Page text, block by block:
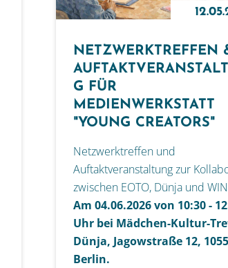
NETZWERKTREFFEN
G FÜR
MEDIENWERKSTATT
"YOUNG CREATORS"
Netzwerktreffen und
Auftaktveranstaltung zur
zwischen EOTO, Dünja und
Am 04.06.2026 von 10:30 -
Uhr bei Mädchen-Kultur-
Dünja, Jagowstraße 12,
Berlin.